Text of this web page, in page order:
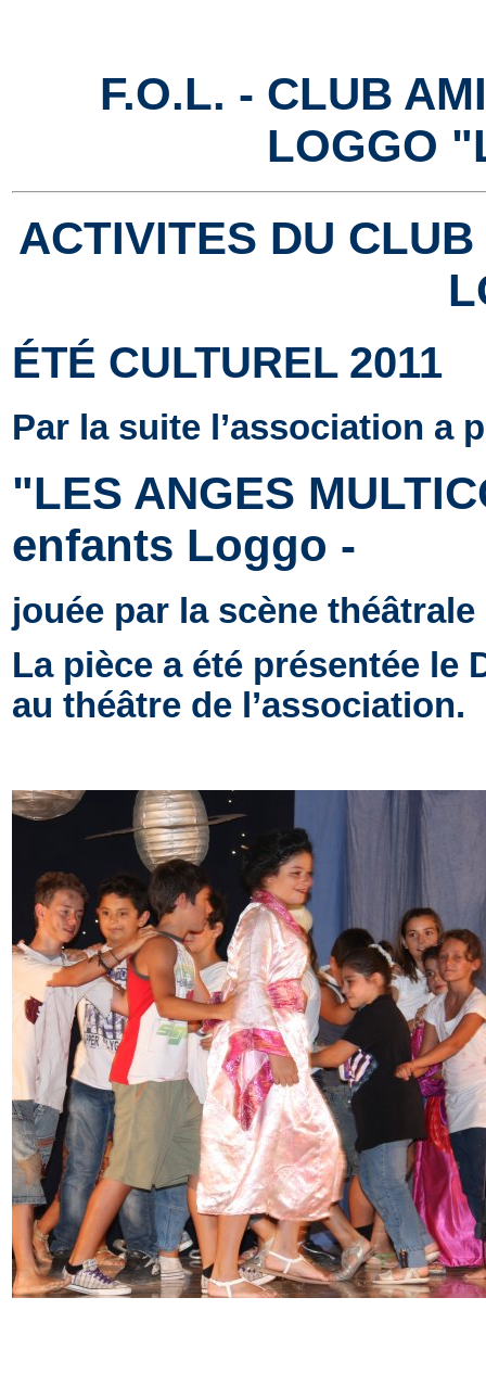
F.O.L. - CLUB
LOGGO
ACTIVITES DU
ÉTÉ CULTUREL 2011
Par la suite l’association a
"LES ANGES
enfants Loggo -
jouée par la scène
La pièce a été présentée le
au théâtre de l’association.